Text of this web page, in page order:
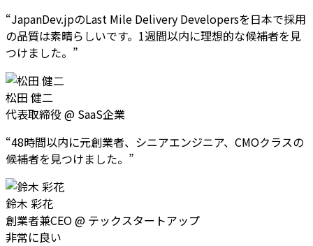
“JapanDev.jpのLast Mile Delivery Developersを日本で採用
の品質は素晴らしいです。1週間以内に理想的な候補者を見
つけました。 ”
松田 健二
代表取締役 @ SaaS企業
“48時間以内に元創業者、シニアエンジニア、CMOクラスの
候補者を見つけました。 ”
鈴木 彩花
創業者兼CEO@ テックスタートアップ
非常に良い